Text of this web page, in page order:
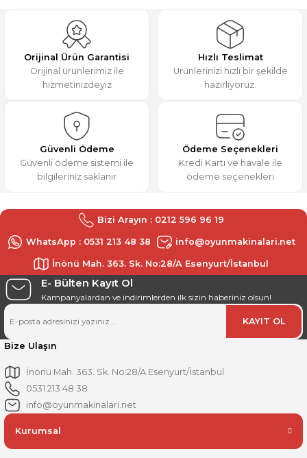
Orijinal Ürün Garantisi
Orijinal ürünlerimiz ile
hizmetinizdeyiz
Hızlı Teslimat
Ürünlerinizi hızlı bir şekilde
hazırlıyoruz.
Güvenli Ödeme
Güvenli ödeme sistemi ile
bilgileriniz saklanır
Ödeme Seçenekleri
Kredi Kartı ve havale ile
ödeme seçenekleri
Bizi Arayın : 0212 596 96 19
WhatsApp : 0531 213 48 38 info@oyunmakinalari.net
İnönü Mah. 363. Sk. No:28/A Esenyurt/İstanbul
E- Bülten Kayıt Ol
Kampanyalardan ve indirimlerden ilk sizin haberiniz olsun!
KAYIT OL
Bize Ulaşın
İnönü Mah. 363. Sk. No:28/A Esenyurt/İstanbul
0531 213 48 38
info@oyunmakinalari.net
Kurumsal